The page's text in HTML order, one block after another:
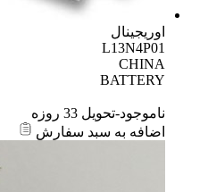
اوریجینال
L13N4P01
CHINA
BATTERY
ناموجود-تحویل 33 روزه
اضافه به سبد سفارش